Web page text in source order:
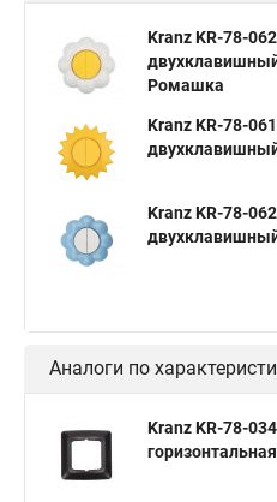
Kranz KR-78-
Ромашка
Kranz KR-78-
Kranz KR-78-
Аналоги по
Kranz KR-78-
горизонтальная